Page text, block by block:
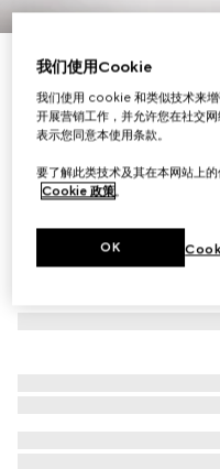
Virtual Try-On
Screener系列女士GG水
€ 980
我们使用Cookie
我们使用 cookie 和类似技术来
开展营销工作，并允许您在社交
表示您同意本使用条款。
要了解此类技术及其在本网站上
Cookie 政策。
OK